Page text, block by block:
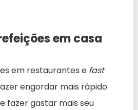
em casa
em restaurantes e fast
engordar mais rápido
fazer gastar mais seu